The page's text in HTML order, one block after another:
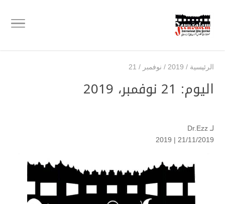
الرئيسية /
2019
/ نوفمبر /
21
اليوم: 21 نوفمبر، 2019
لـ Dr.Ezz
21/11/2019 |
2019